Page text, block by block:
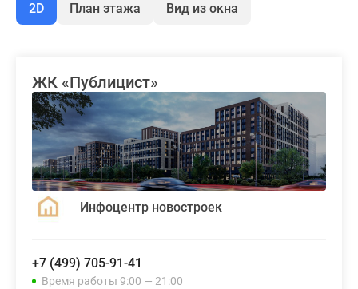
2D План этажа Вид из окна
ЖК «Публицист»
Инфоцентр новостроек
+7 (499) 705-91-41
Время работы 9:00 — 21:00